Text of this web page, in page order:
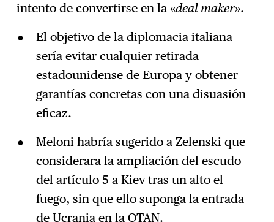
intento de convertirse en la «deal maker».
El objetivo de la diplomacia italiana
sería evitar cualquier retirada
estadounidense de Europa y obtener
garantías concretas con una disuasión
eficaz.
Meloni habría sugerido a Zelenski que
considerara la ampliación del escudo
del artículo 5 a Kiev tras un alto el
fuego, sin que ello suponga la entrada
de Ucrania en la OTAN.